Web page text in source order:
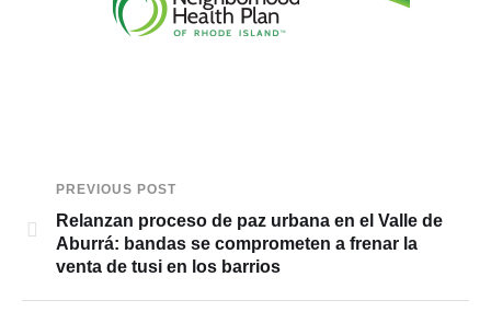
PREVIOUS POST
Relanzan proceso de paz urbana en el Valle de
Aburrá: bandas se comprometen a frenar la
venta de tusi en los barrios